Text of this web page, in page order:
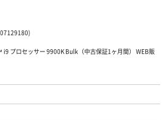
プロセッサー 9900K Bulk（中古保証1ヶ月間） WEB販